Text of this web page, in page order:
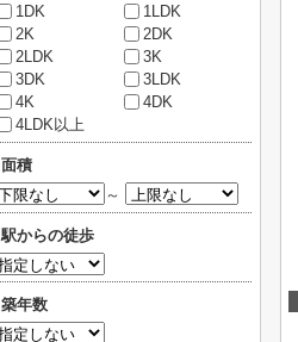
1DK
1LDK
2K
2DK
2LDK
3K
3DK
3LDK
4K
4DK
4LDK以上
面積
～
駅からの徒歩
築年数